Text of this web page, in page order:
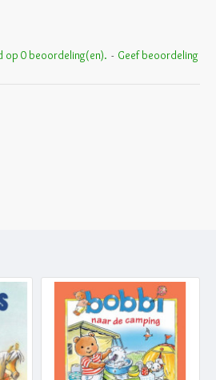
op 0 beoordeling(en). - Geef beoordeling